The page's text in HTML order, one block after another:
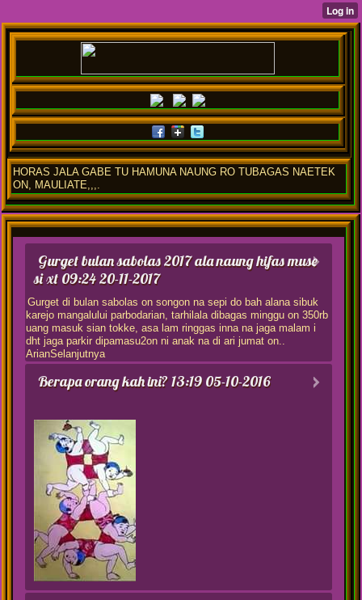
HORAS JALA GABE TU HAMUNA NAUNG RO TUBAGAS NAETEK
ON, MAULIATE,,,.
Gurget bulan sabolas 2017 ala naung hifas muse
si xt09:24 20-11-2017
Gurget di bulan sabolas on songon na sepi do bah alana sibuk
karejo mangalului parbodarian, tarhilala dibagas minggu on 350rb
uang masuk sian tokke, asa lam ringgas inna na jaga malam i
dht jaga parkir dipamasu2on ni anak na di ari jumat on..
ArianSelanjutnya
Berapa orang kah ini?13:19 05-10-2016